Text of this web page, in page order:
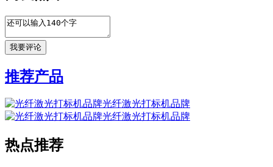
推荐产品
光纤激光打标机品牌
光纤激光打标机品牌
热点推荐